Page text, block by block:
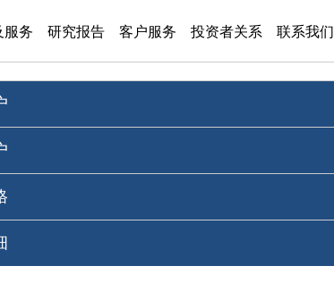
服务 研究报告 客户服务 投资者关系 联系我们